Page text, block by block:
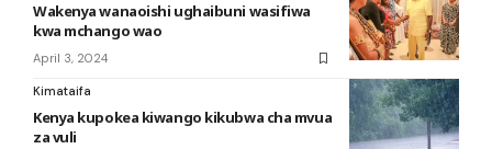
Wakenya wanaoishi ughaibuni wasifiwa
kwa mchango wao
April 3, 2024
Kimataifa
Kenya kupokea kiwango kikubwa cha mvua
za vuli